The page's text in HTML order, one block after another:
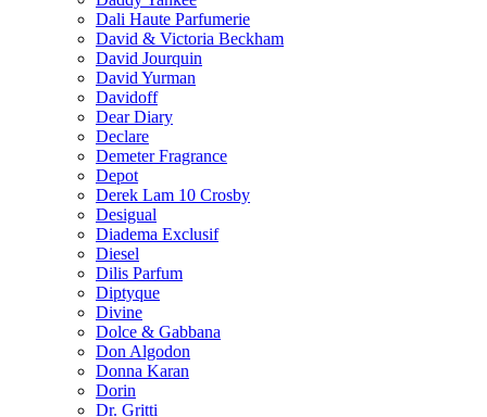
Dali Haute Parfumerie
David & Victoria Beckham
David Jourquin
David Yurman
Davidoff
Dear Diary
Declare
Demeter Fragrance
Depot
Derek Lam 10 Crosby
Desigual
Diadema Exclusif
Diesel
Dilis Parfum
Diptyque
Divine
Dolce & Gabbana
Don Algodon
Donna Karan
Dorin
Dr. Gritti